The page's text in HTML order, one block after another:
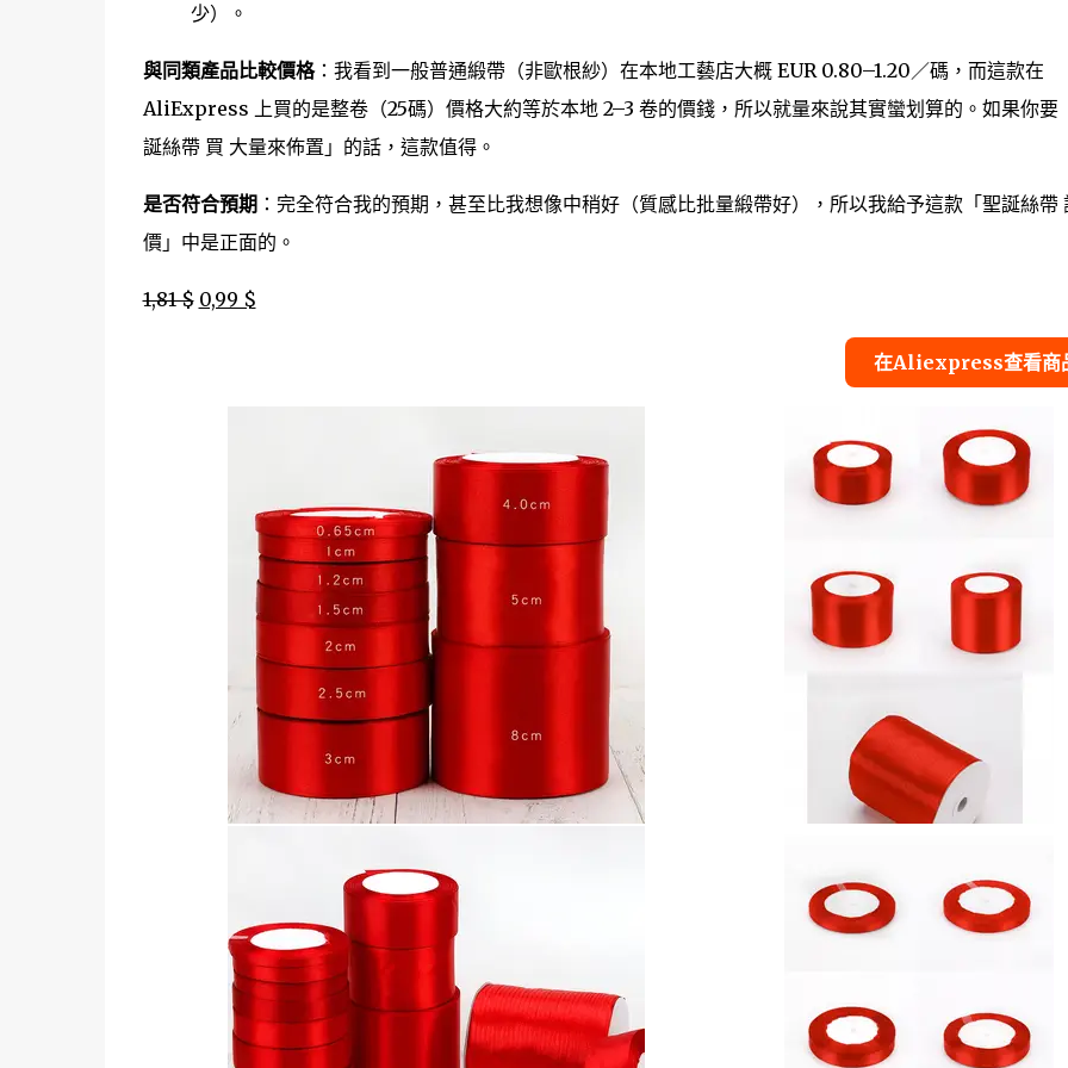
少）。
與同類產品比較價格：我看到一般普通緞帶（非歐根紗）在本地工藝店大概 EUR 0.80–1.20／碼，而這款在
AliExpress 上買的是整卷（25碼）價格大約等於本地 2–3 卷的價錢，所以就量來說其實蠻划算的。如果你要
誕絲帶 買 大量來佈置」的話，這款值得。
是否符合預期：完全符合我的預期，甚至比我想像中稍好（質感比批量緞帶好），所以我給予這款「聖誕絲帶
價」中是正面的。
1,81 $ 0,99 $
在Aliexpress查看商